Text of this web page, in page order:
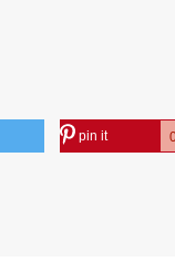
pin it